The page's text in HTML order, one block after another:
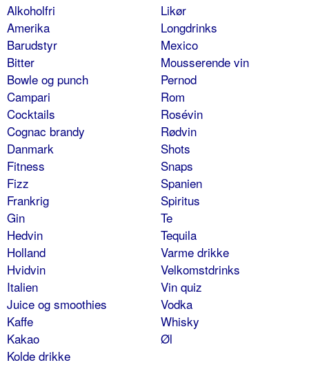
Alkoholfri
Amerika
Barudstyr
Bitter
Bowle og punch
Campari
Cocktails
Cognac brandy
Danmark
Fitness
Fizz
Frankrig
Gin
Hedvin
Holland
Hvidvin
Italien
Juice og smoothies
Kaffe
Kakao
Kolde drikke
Likør
Longdrinks
Mexico
Mousserende vin
Pernod
Rom
Rosévin
Rødvin
Shots
Snaps
Spanien
Spiritus
Te
Tequila
Varme drikke
Velkomstdrinks
Vin quiz
Vodka
Whisky
Øl